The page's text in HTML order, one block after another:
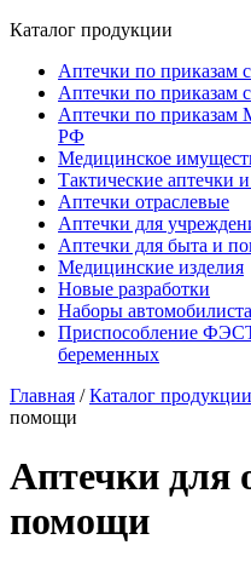
Каталог продукции
Аптечки по приказам
Аптечки по приказам
Аптечки по приказам
РФ
Медицинское
Тактические аптечки
Аптечки отраслевые
Аптечки для
Аптечки для быта и
Медицинские изделия
Новые разработки
Наборы автомобилиста
Приспособление
беременных
Главная / Каталог продукции
помощи
Аптечки для
помощи